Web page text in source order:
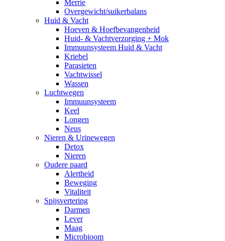
Merrie
Overgewicht/suikerbalans
Huid & Vacht
Hoeven & Hoefbevangenheid
Huid- & Vachtverzorging + Mok
Immuunsysteem Huid & Vacht
Kriebel
Parasieten
Vachtwissel
Wassen
Luchtwegen
Immuunsysteem
Keel
Longen
Neus
Nieren & Urinewegen
Detox
Nieren
Oudere paard
Alertheid
Beweging
Vitaliteit
Spijsvertering
Darmen
Lever
Maag
Microbioom